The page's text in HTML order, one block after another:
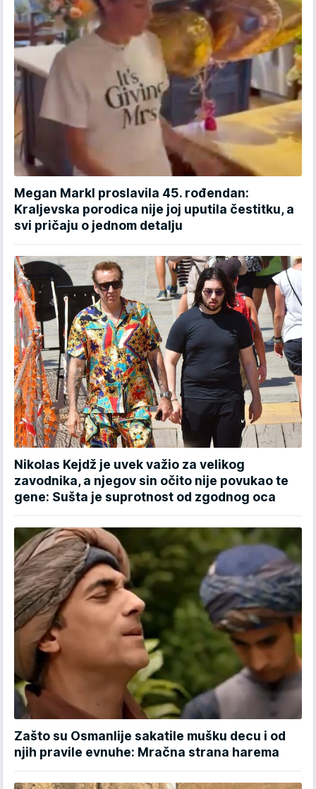
Megan Markl proslavila 45. rođendan:
Kraljevska porodica nije joj uputila čestitku, a
svi pričaju o jednom detalju
Nikolas Kejdž je uvek važio za velikog
zavodnika, a njegov sin očito nije povukao te
gene: Sušta je suprotnost od zgodnog oca
Zašto su Osmanlije sakatile mušku decu i od
njih pravile evnuhe: Mračna strana harema